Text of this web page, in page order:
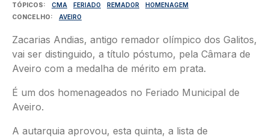
TÓPICOS CMA FERIADO REMADOR
HOMENAGEM
CONCELHO
AVEIRO
Zacarias Andias, antigo remador olímpico dos Galitos,
vai ser distinguido, a título póstumo, pela Câmara de
Aveiro com a medalha de mérito em prata.
É um dos homenageados no Feriado Municipal de
Aveiro.
A autarquia aprovou, esta quinta, a lista de